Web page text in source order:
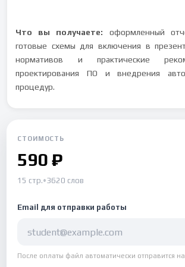
Что вы получаете: оформленный
готовые схемы для включения в
нормативов и практические
проектирования ПО и внедрения
процедур.
СТОИМОСТЬ
590 ₽
15 стр.•3620 слов
Email для отправки работы
После оплаты файл автоматически отправится